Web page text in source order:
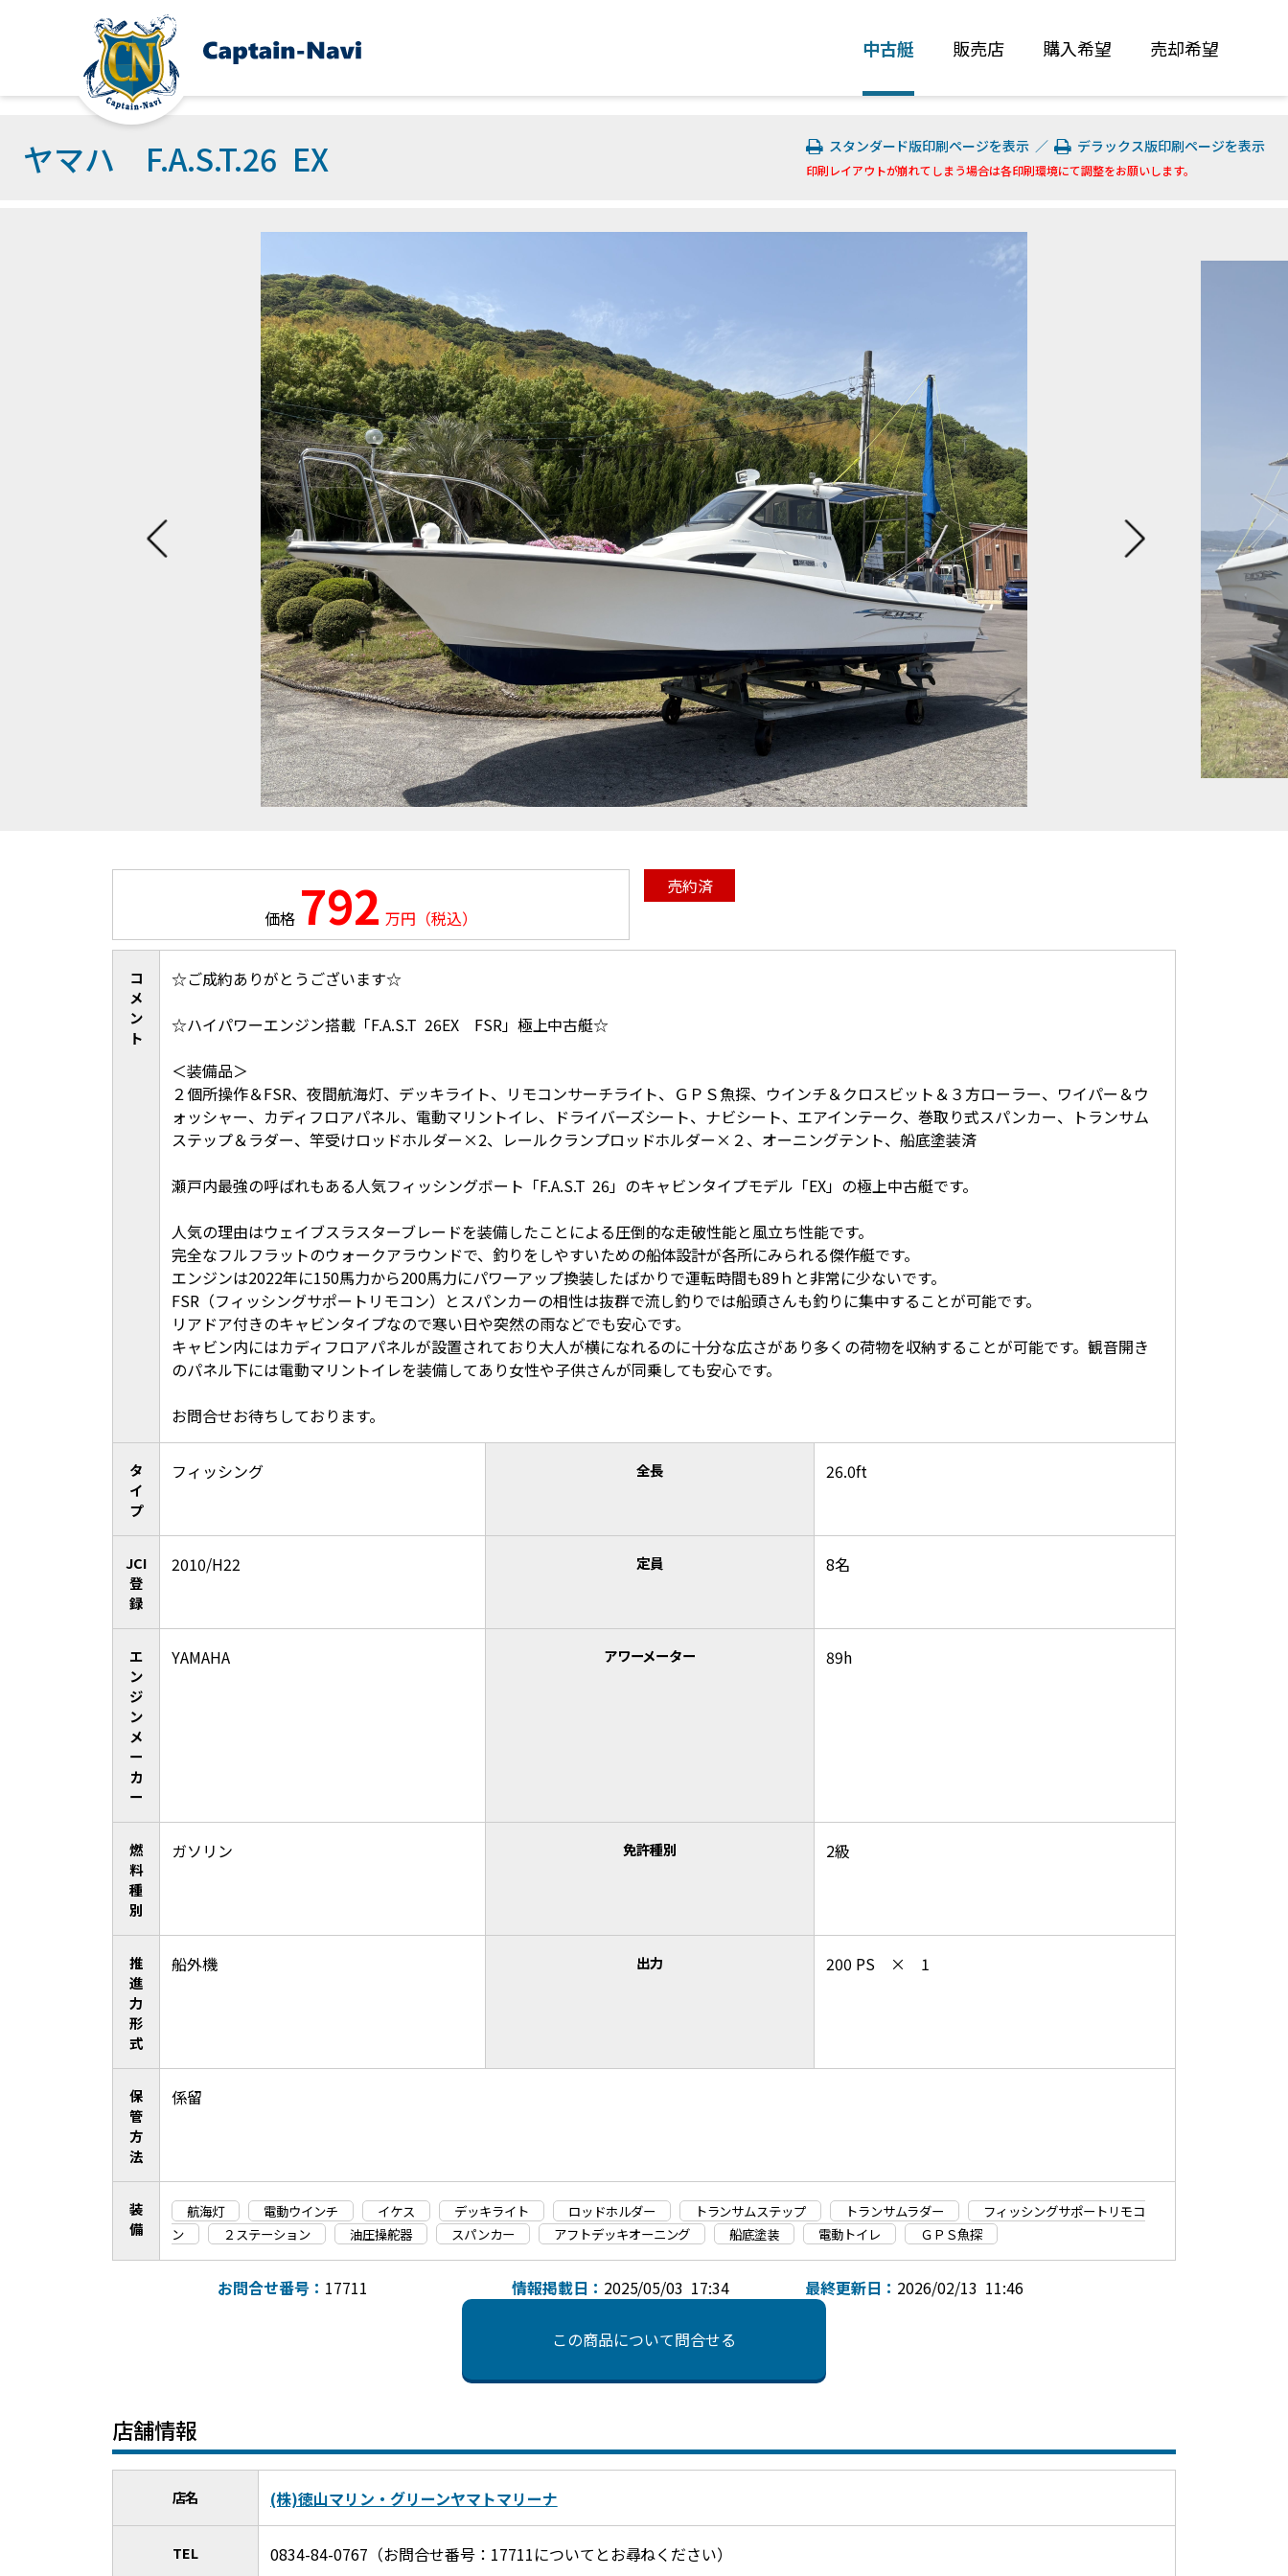
中古艇 販売店 購入希望 売却希望
ヤマハ F.A.S.T.26 EX スタンダード版印刷ページを表示 ／ デラックス版印刷ページを表示
印刷レイアウトが崩れてしまう場合は各印刷環境にて調整をお願いします。
価格 792 万円（税込）
売約済
コ
メ
ン
ト
☆ご成約ありがとうございます☆
☆ハイパワーエンジン搭載「F.A.S.T 26EX FSR」極上中古艇☆
＜装備品＞
２個所操作＆FSR、夜間航海灯、デッキライト、リモコンサーチライト、ＧＰＳ魚探、ウインチ＆クロスビット＆３方ローラー、ワイパー＆ウ
ォッシャー、カディフロアパネル、電動マリントイレ、ドライバーズシート、ナビシート、エアインテーク、巻取り式スパンカー、トランサム
ステップ＆ラダー、竿受けロッドホルダー×2、レールクランプロッドホルダー×２、オーニングテント、船底塗装済
瀬戸内最強の呼ばれもある人気フィッシングボート「F.A.S.T 26」のキャビンタイプモデル「EX」の極上中古艇です。
人気の理由はウェイブスラスターブレードを装備したことによる圧倒的な走破性能と風立ち性能です。
完全なフルフラットのウォークアラウンドで、釣りをしやすいための船体設計が各所にみられる傑作艇です。
エンジンは2022年に150馬力から200馬力にパワーアップ換装したばかりで運転時間も89ｈと非常に少ないです。
FSR（フィッシングサポートリモコン）とスパンカーの相性は抜群で流し釣りでは船頭さんも釣りに集中することが可能です。
リアドア付きのキャビンタイプなので寒い日や突然の雨などでも安心です。
キャビン内にはカディフロアパネルが設置されており大人が横になれるのに十分な広さがあり多くの荷物を収納することが可能です。観音開き
のパネル下には電動マリントイレを装備してあり女性や子供さんが同乗しても安心です。
お問合せお待ちしております。
タ
イ
プ
フィッシング 全長 26.0ft
JCI
登
録
2010/H22 定員 8名
エ
ン
ジ
ン
メ
ー
カ
ー
YAMAHA アワーメーター 89h
燃
料
種
別
ガソリン 免許種別 2級
推
進
力
形
式
船外機 出力 200 PS × 1
保
管
方
法
係留
装
備
航海灯 電動ウインチ イケス デッキライト ロッドホルダー トランサムステップ トランサムラダー
フィッシングサポートリモコ
ン
２ステーション 油圧操舵器 スパンカー アフトデッキオーニング 船底塗装 電動トイレ ＧＰＳ魚探
お問合せ番号： 17711 情報掲載日： 2025/05/03 17:34 最終更新日： 2026/02/13 11:46
この商品について問合せる
店舗情報
店名 (株)徳山マリン・グリーンヤマトマリーナ
TEL 0834-84-0767（お問合せ番号：17711についてとお尋ねください）